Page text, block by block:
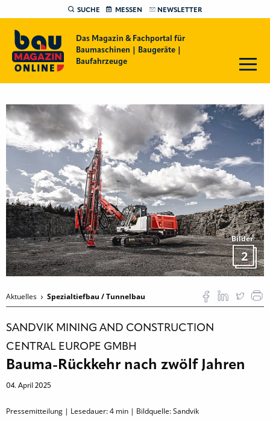
SUCHE MESSEN NEWSLETTER
Das Magazin & Fachportal für
Baumaschinen | Baugeräte |
Baufahrzeuge
Bilder
2
Aktuelles Spezialtiefbau / Tunnelbau
SANDVIK MINING AND CONSTRUCTION
CENTRAL EUROPE GMBH
Bauma-Rückkehr nach zwölf Jahren
04. April 2025
Pressemitteilung | Lesedauer:4 min | Bildquelle: Sandvik